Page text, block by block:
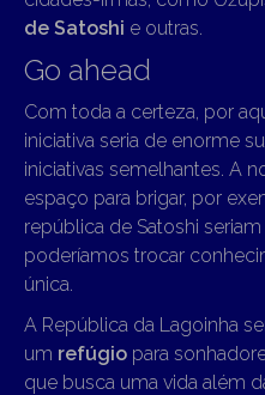
de Satoshi e outras.
Go ahead
Com toda a certeza, por
iniciativa seria de enorme
iniciativas semelhantes. A
espaço para brigar, por
república de Satoshi
poderíamos trocar
única.
A República da Lagoinha
um refúgio para
que busca uma vida além